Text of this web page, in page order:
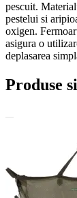
pescuit.
pestelui si
oxigen.
asigura o
deplasarea
Produse